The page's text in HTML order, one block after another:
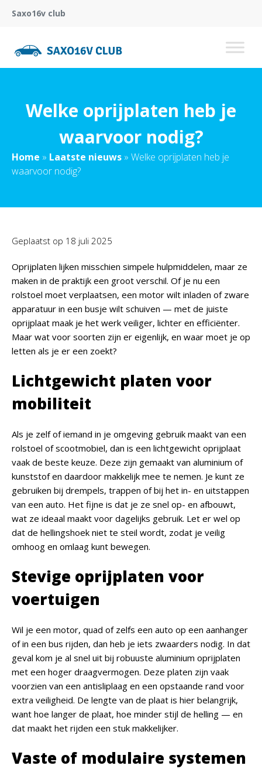
Saxo16v club
Welke oprijplaten heb je
waarvoor nodig?
Home » Laatste nieuws » Welke oprijplaten heb je
waarvoor nodig?
Geplaatst op 18 juli 2025
Oprijplaten lijken misschien simpele hulpmiddelen, maar ze
maken in de praktijk een groot verschil. Of je nu een
rolstoel moet verplaatsen, een motor wilt inladen of zware
apparatuur in een busje wilt schuiven — met de juiste
oprijplaat maak je het werk veiliger, lichter en efficiënter.
Maar wat voor soorten zijn er eigenlijk, en waar moet je op
letten als je er een zoekt?
Lichtgewicht platen voor
mobiliteit
Als je zelf of iemand in je omgeving gebruik maakt van een
rolstoel of scootmobiel, dan is een lichtgewicht oprijplaat
vaak de beste keuze. Deze zijn gemaakt van aluminium of
kunststof en daardoor makkelijk mee te nemen. Je kunt ze
gebruiken bij drempels, trappen of bij het in- en uitstappen
van een auto. Het fijne is dat je ze snel op- en afbouwt,
wat ze ideaal maakt voor dagelijks gebruik. Let er wel op
dat de hellingshoek niet te steil wordt, zodat je veilig
omhoog en omlaag kunt bewegen.
Stevige oprijplaten voor
voertuigen
Wil je een motor, quad of zelfs een auto op een aanhanger
of in een bus rijden, dan heb je iets zwaarders nodig. In dat
geval kom je al snel uit bij robuuste aluminium oprijplaten
met een hoger draagvermogen. Deze platen zijn vaak
voorzien van een antisliplaag en een opstaande rand voor
extra veiligheid. De lengte van de plaat is hier belangrijk,
want hoe langer de plaat, hoe minder stijl de helling — en
dat maakt het rijden een stuk makkelijker.
Vaste of modulaire systemen